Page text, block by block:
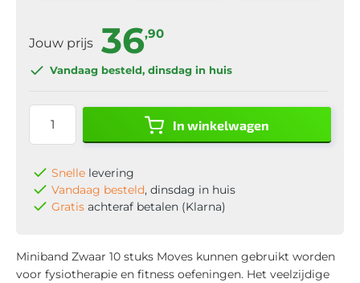
Jouw prijs 36,90
Vandaag besteld, dinsdag in huis
In winkelwagen
Snelle levering
Vandaag besteld, dinsdag in huis
Gratis achteraf betalen (Klarna)
Miniband Zwaar 10 stuks Moves kunnen gebruikt worden
voor fysiotherapie en fitness oefeningen. Het veelzijdige